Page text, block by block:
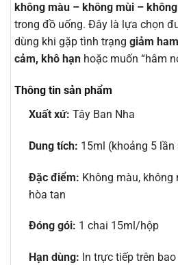
không màu – không mùi –
trong đồ uống. Đây là lựa chọn
dùng khi gặp tình trạng giảm
cảm, khô hạn hoặc muốn “hâm
Thông tin sản phẩm
Xuất xứ: Tây Ban Nha
Dung tích: 15ml (khoảng 5 lần
Đặc điểm: Không màu,
hòa tan
Đóng gói: 1 chai 15ml/hộp
Hạn dùng: In trực tiếp trên